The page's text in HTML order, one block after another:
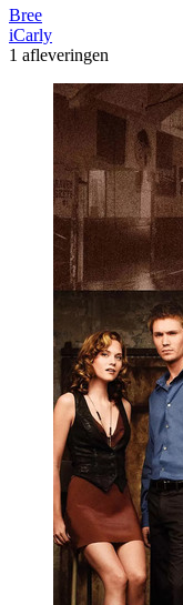
Bree
iCarly
1 afleveringen